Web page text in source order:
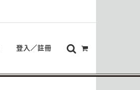
登入／註冊